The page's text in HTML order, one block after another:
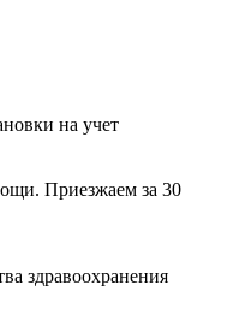
на учет
Приезжаем за 30
здравоохранения